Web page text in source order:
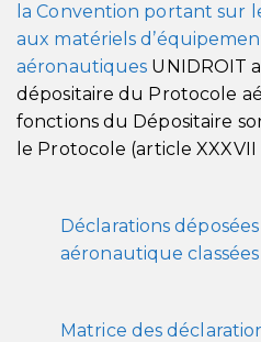
la Convention portant sur
aux matériels
aéronautiques UNIDROIT
dépositaire du Protocole
fonctions du Dépositaire
le Protocole (article XXXVII
Déclarations
aéronautique
Matrice des